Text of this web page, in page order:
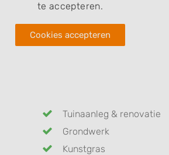
te accepteren.
Cookies accepteren
Tuinaanleg & renovatie
Grondwerk
Kunstgras